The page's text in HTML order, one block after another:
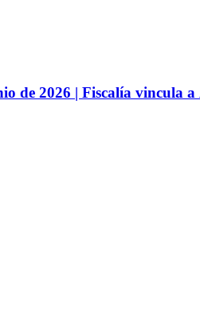
de 2026 | Fiscalía vincula